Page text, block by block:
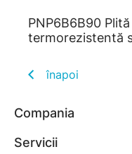
PNP6B6B90
termorezistentă
înapoi
Compania
Servicii